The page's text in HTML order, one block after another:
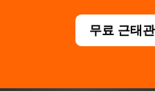
무료 근태